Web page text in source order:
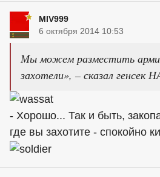
MIV999
6 октября 2014 10:53
Мы можем разместить
захотели», – сказал генсек
- Хорошо... Так и быть,
где вы захотите - спокойно